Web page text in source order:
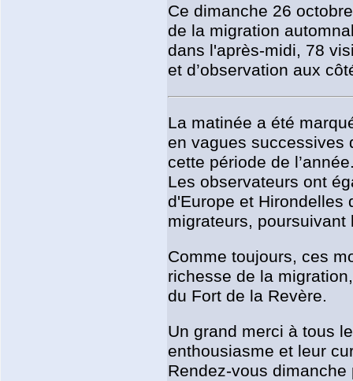
Ce dimanche 26
de la migration
dans l'après-midi, 78
et d’observation aux
La matinée a été
en vagues successives
cette période de
Les observateurs ont
d'Europe et Hirondelles
migrateurs,
Comme toujours, ces
richesse de la
du Fort de la Revère.
Un grand merci à tous
enthousiasme et leur
Rendez-vous